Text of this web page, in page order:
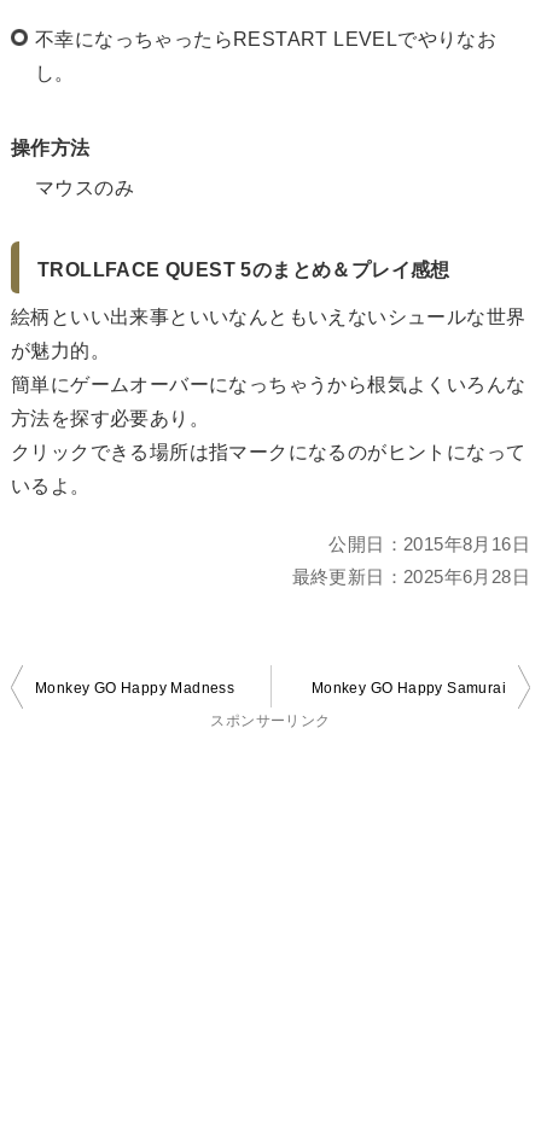
不幸になっちゃったらRESTART LEVELでやりなお
し。
操作方法
マウスのみ
TROLLFACE QUEST 5のまとめ＆プレイ感想
絵柄といい出来事といいなんともいえないシュールな世界
が魅力的。
簡単にゲームオーバーになっちゃうから根気よくいろんな
方法を探す必要あり。
クリックできる場所は指マークになるのがヒントになって
いるよ。
公開日： 2015年8月16日
最終更新日： 2025年6月28日
投
Monkey GO Happy Madness
Monkey GO Happy Samurai
スポンサーリンク